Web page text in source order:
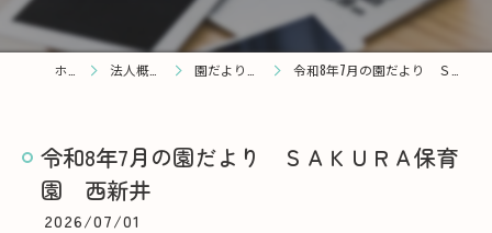
法人概要・理念 園だより・お知らせ 令和8年7月の園だより ＳＡＫＵＲＡ保育園 西新井
令和8年7月の園だより ＳＡＫＵＲＡ保育
園 西新井
2026/07/01